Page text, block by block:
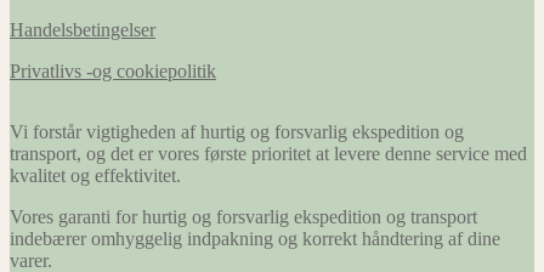
Handelsbetingelser
Privatlivs -og cookiepolitik
Vi forstår vigtigheden af hurtig og forsvarlig ekspedition og
transport, og det er vores første prioritet at levere denne service med
kvalitet og effektivitet.
Vores garanti for hurtig og forsvarlig ekspedition og transport
indebærer omhyggelig indpakning og korrekt håndtering af dine
varer.